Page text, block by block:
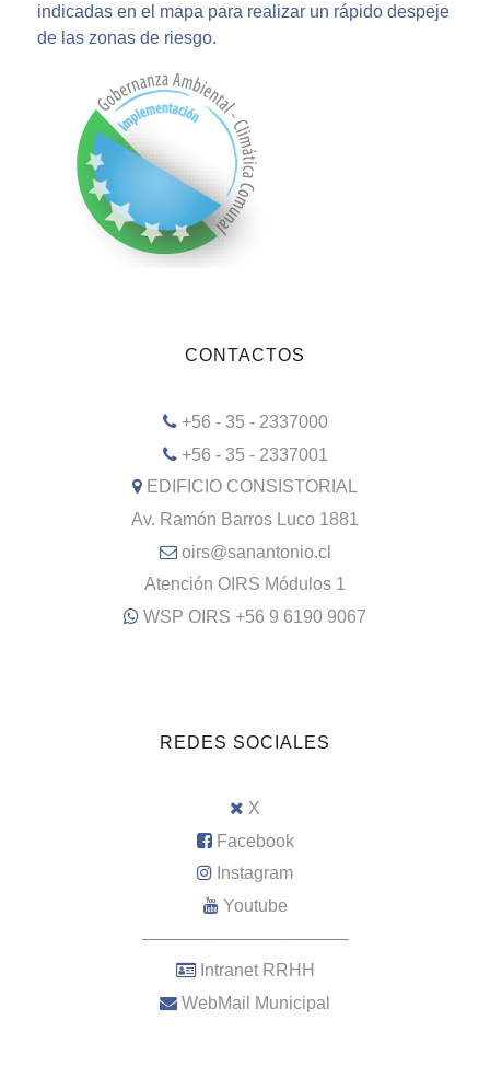
indicadas en el mapa para realizar un rápido despeje
de las zonas de riesgo.
CONTACTOS
+56 - 35 - 2337000
+56 - 35 - 2337001
EDIFICIO CONSISTORIAL
Av. Ramón Barros Luco 1881
oirs@sanantonio.cl
Atención OIRS Módulos 1
WSP OIRS +56 9 6190 9067
REDES SOCIALES
X
Facebook
Instagram
Youtube
–––––––––––––––––––––
Intranet RRHH
WebMail Municipal